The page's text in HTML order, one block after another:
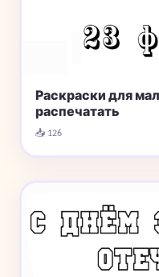
Раскраски для
распечатать
📥 126